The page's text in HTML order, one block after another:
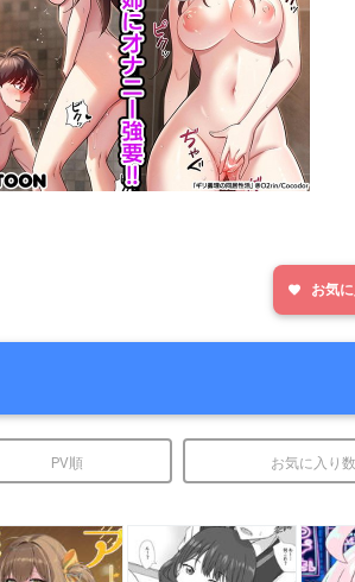
favorite お気
PV順 お気に入り